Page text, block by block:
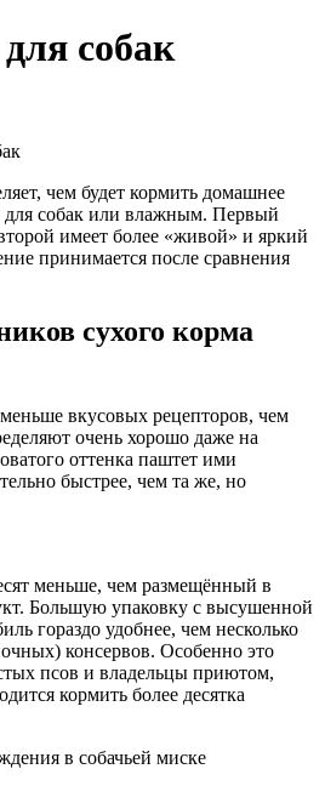
собак
чем будет кормить домашнее
собак или влажным. Первый
имеет более «живой» и яркий
принимается после сравнения
сухого корма
вкусовых рецепторов, чем
очень хорошо даже на
оттенка паштет ими
быстрее, чем та же, но
меньше, чем размещённый в
Большую упаковку с высушенной
гораздо удобнее, чем несколько
консервов. Особенно это
псов и владельцы приютом,
кормить более десятка
в собачьей миске